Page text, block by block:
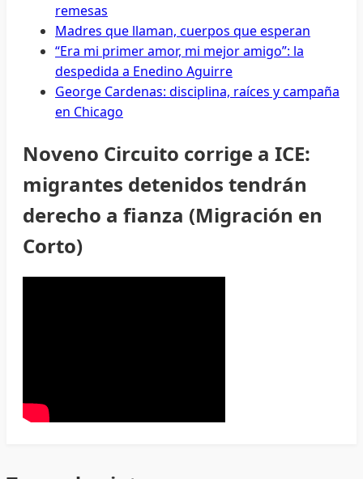
remesas
Madres que llaman, cuerpos que esperan
“Era mi primer amor, mi mejor amigo”: la
despedida a Enedino Aguirre
George Cardenas: disciplina, raíces y campaña
en Chicago
Noveno Circuito corrige a ICE:
migrantes detenidos tendrán
derecho a fianza (Migración en
Corto)